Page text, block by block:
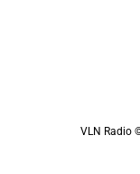
VLN Radio